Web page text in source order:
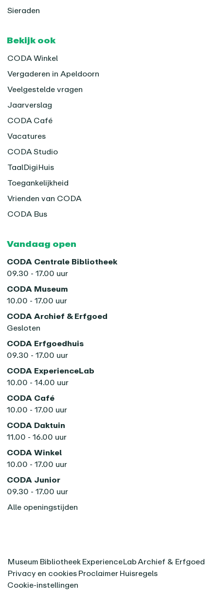
Sieraden
Bekijk ook
CODA Winkel
Vergaderen in Apeldoorn
Veelgestelde vragen
Jaarverslag
CODA Café
Vacatures
CODA Studio
TaalDigiHuis
Toegankelijkheid
Vrienden van CODA
CODA Bus
Vandaag open
CODA Centrale Bibliotheek
09.30 - 17.00 uur
CODA Museum
10.00 - 17.00 uur
CODA Archief & Erfgoed
Gesloten
CODA Erfgoedhuis
09.30 - 17.00 uur
CODA ExperienceLab
10.00 - 14.00 uur
CODA Café
10.00 - 17.00 uur
CODA Daktuin
11.00 - 16.00 uur
CODA Winkel
10.00 - 17.00 uur
CODA Junior
09.30 - 17.00 uur
Alle openingstijden
Museum Bibliotheek ExperienceLab Archief & Erfgoed
Privacy en cookies Proclaimer Huisregels
Cookie-instellingen